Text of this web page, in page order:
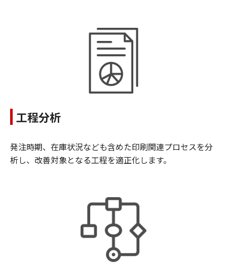
工程分析
発注時期、在庫状況なども含めた印刷関連プロセスを分
析し、改善対象となる工程を適正化します。